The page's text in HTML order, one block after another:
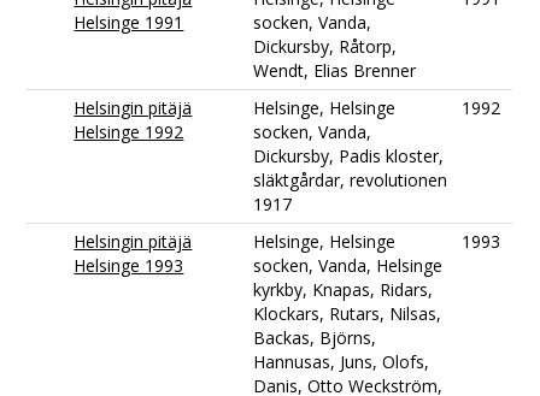
Helsinge 1991
socken, Vanda,
Dickursby, Råtorp,
Wendt, Elias Brenner
Helsingin pitäjä
Helsinge 1992
Helsinge, Helsinge
socken, Vanda,
Dickursby, Padis kloster,
släktgårdar, revolutionen
1917
1992
Helsingin pitäjä
Helsinge 1993
Helsinge, Helsinge
socken, Vanda, Helsinge
kyrkby, Knapas, Ridars,
Klockars, Rutars, Nilsas,
Backas, Björns,
Hannusas, Juns, Olofs,
Danis, Otto Weckström,
1993